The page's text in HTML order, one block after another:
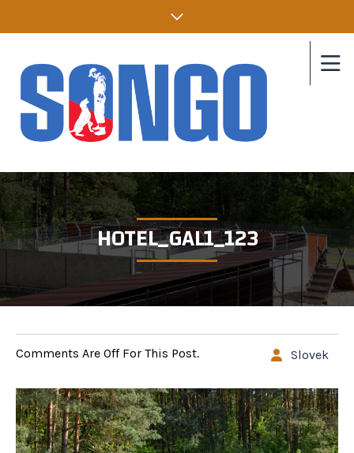
HOTEL_GAL1_123
Slovek
Comments Are Off For This Post.